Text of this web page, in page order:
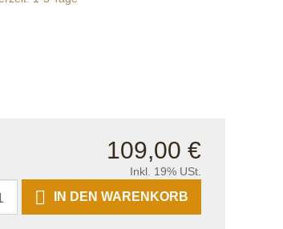
109,00 €
Inkl. 19% USt.
IN DEN WARENKORB